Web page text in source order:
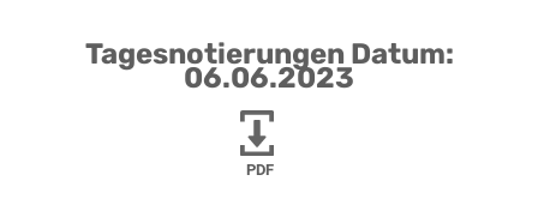
Tagesnotierungen Datum:
06.06.2023
PDF